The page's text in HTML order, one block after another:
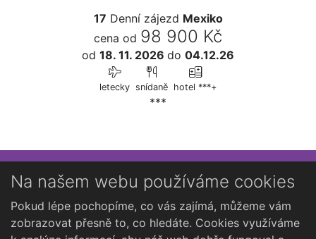
17 Denní zájezd Mexiko
cena od 98 900 Kč
od 18. 11. 2026 do 04.12.26
letecky snídaně hotel ***+
***
Přihlaste se k newsletteru
Chcete dostávat občasné novinky o Kutné Hoře?
Na našem webu používáme cookies
Pokud lépe pochopíme, co vás zajímá, můžeme vám
zobrazovat přesně to, co hledáte. Cookies využíváme